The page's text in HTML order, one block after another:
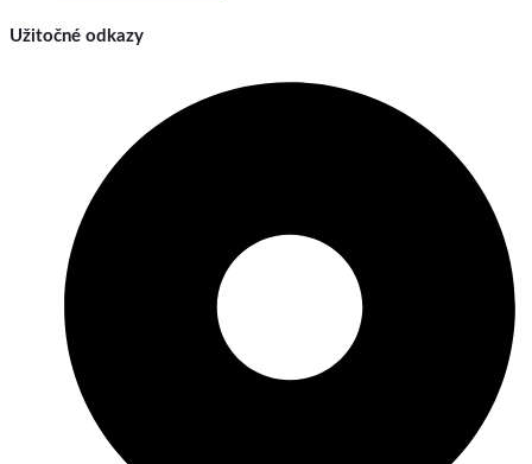
Užitočné odkazy